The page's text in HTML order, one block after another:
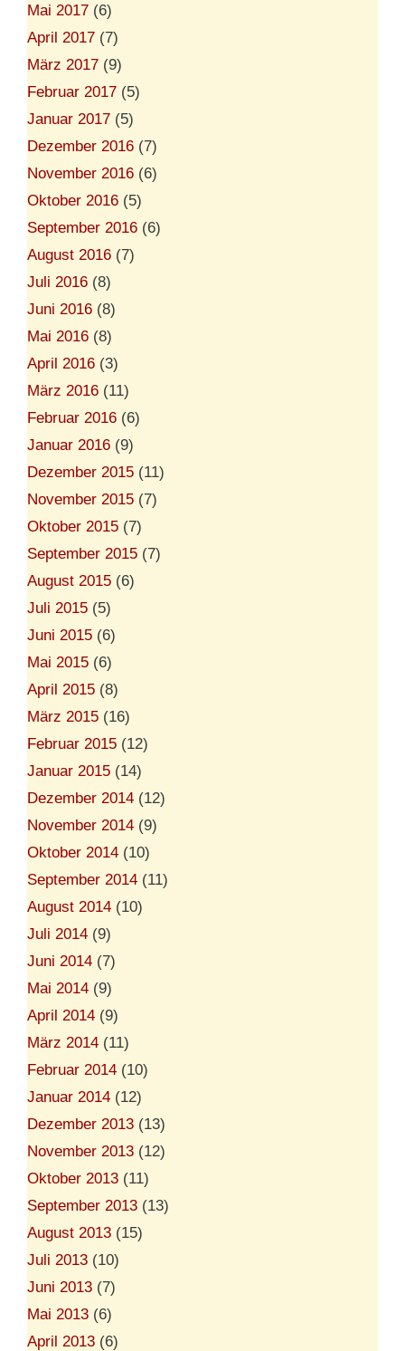
Mai 2017 (6)
April 2017 (7)
März 2017 (9)
Februar 2017 (5)
Januar 2017 (5)
Dezember 2016 (7)
November 2016 (6)
Oktober 2016 (5)
September 2016 (6)
August 2016 (7)
Juli 2016 (8)
Juni 2016 (8)
Mai 2016 (8)
April 2016 (3)
März 2016 (11)
Februar 2016 (6)
Januar 2016 (9)
Dezember 2015 (11)
November 2015 (7)
Oktober 2015 (7)
September 2015 (7)
August 2015 (6)
Juli 2015 (5)
Juni 2015 (6)
Mai 2015 (6)
April 2015 (8)
März 2015 (16)
Februar 2015 (12)
Januar 2015 (14)
Dezember 2014 (12)
November 2014 (9)
Oktober 2014 (10)
September 2014 (11)
August 2014 (10)
Juli 2014 (9)
Juni 2014 (7)
Mai 2014 (9)
April 2014 (9)
März 2014 (11)
Februar 2014 (10)
Januar 2014 (12)
Dezember 2013 (13)
November 2013 (12)
Oktober 2013 (11)
September 2013 (13)
August 2013 (15)
Juli 2013 (10)
Juni 2013 (7)
Mai 2013 (6)
April 2013 (6)